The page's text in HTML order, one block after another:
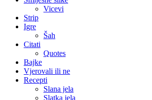
Vicevi
Strip
Igre
Šah
Citati
Quotes
Bajke
Vjerovali ili ne
Recepti
Slana jela
Slatka jela